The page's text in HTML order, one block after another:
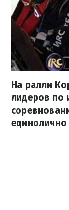
На ралли
лидеров по
единолично